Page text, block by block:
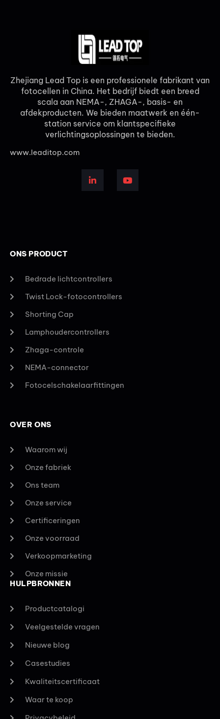
Zhejiang Lead Top is een professionele fabrikant van
fotocellen in China. Het bedrijf biedt een breed
scala aan NEMA-, ZHAGA-, basis- en
afdekproducten. We bieden maatwerk en één-
station service om klantspecifieke
verlichtingsoplossingen te bieden.
www.leaditop.com
ONS PRODUCT
Bedrade lichtcontrollers
Twist Lock-fotocontrollers
Shorting Cap
Lamphoudercontrollers
Zhaga-controle
NEMA-connector
Fotocelschakelaarfittingen
OVER ONS
Waarom wij
Onze fabriek
Ons team
Onze service
Certificeringen
Onze voorraad
Verkoopmarketing
Onze missie
HULPBRONNEN
Productcatalogi
Veelgestelde vragen
Nieuwe blog
Casestudies
Kwaliteitscertificaat
Waar te koop